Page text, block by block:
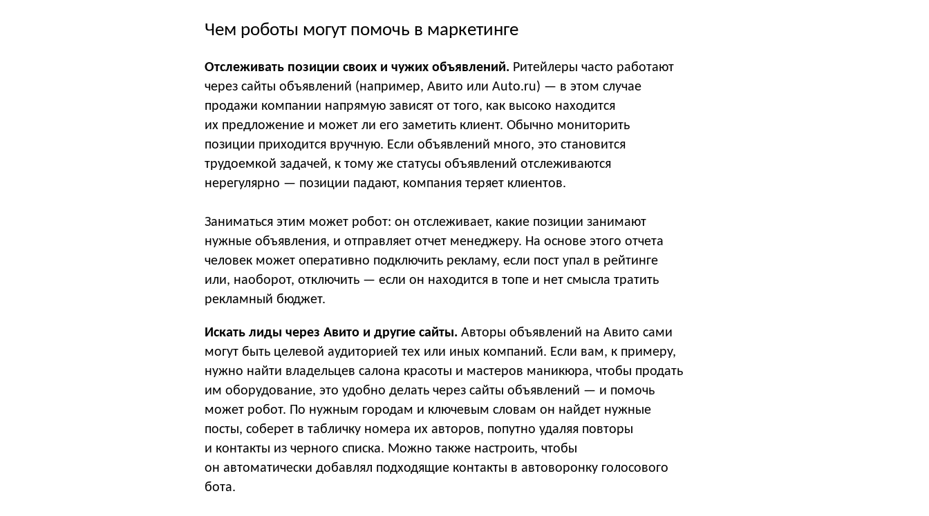
Чем роботы могут помочь в маркетинге
Отслеживать позиции своих и чужих объявлений. Ритейлеры часто работают
через сайты объявлений (например, Авито или Auto.ru) — в этом случае
продажи компании напрямую зависят от того, как высоко находится
их предложение и может ли его заметить клиент. Обычно мониторить
позиции приходится вручную. Если объявлений много, это становится
трудоемкой задачей, к тому же статусы объявлений отслеживаются
нерегулярно — позиции падают, компания теряет клиентов.
Заниматься этим может робот: он отслеживает, какие позиции занимают
нужные объявления, и отправляет отчет менеджеру. На основе этого отчета
человек может оперативно подключить рекламу, если пост упал в рейтинге
или, наоборот, отключить — если он находится в топе и нет смысла тратить
рекламный бюджет.
Искать лиды через Авито и другие сайты. Авторы объявлений на Авито сами
могут быть целевой аудиторией тех или иных компаний. Если вам, к примеру,
нужно найти владельцев салона красоты и мастеров маникюра, чтобы продать
им оборудование, это удобно делать через сайты объявлений — и помочь
может робот. По нужным городам и ключевым словам он найдет нужные
посты, соберет в табличку номера их авторов, попутно удаляя повторы
и контакты из черного списка. Можно также настроить, чтобы
он автоматически добавлял подходящие контакты в автоворонку голосового
бота.